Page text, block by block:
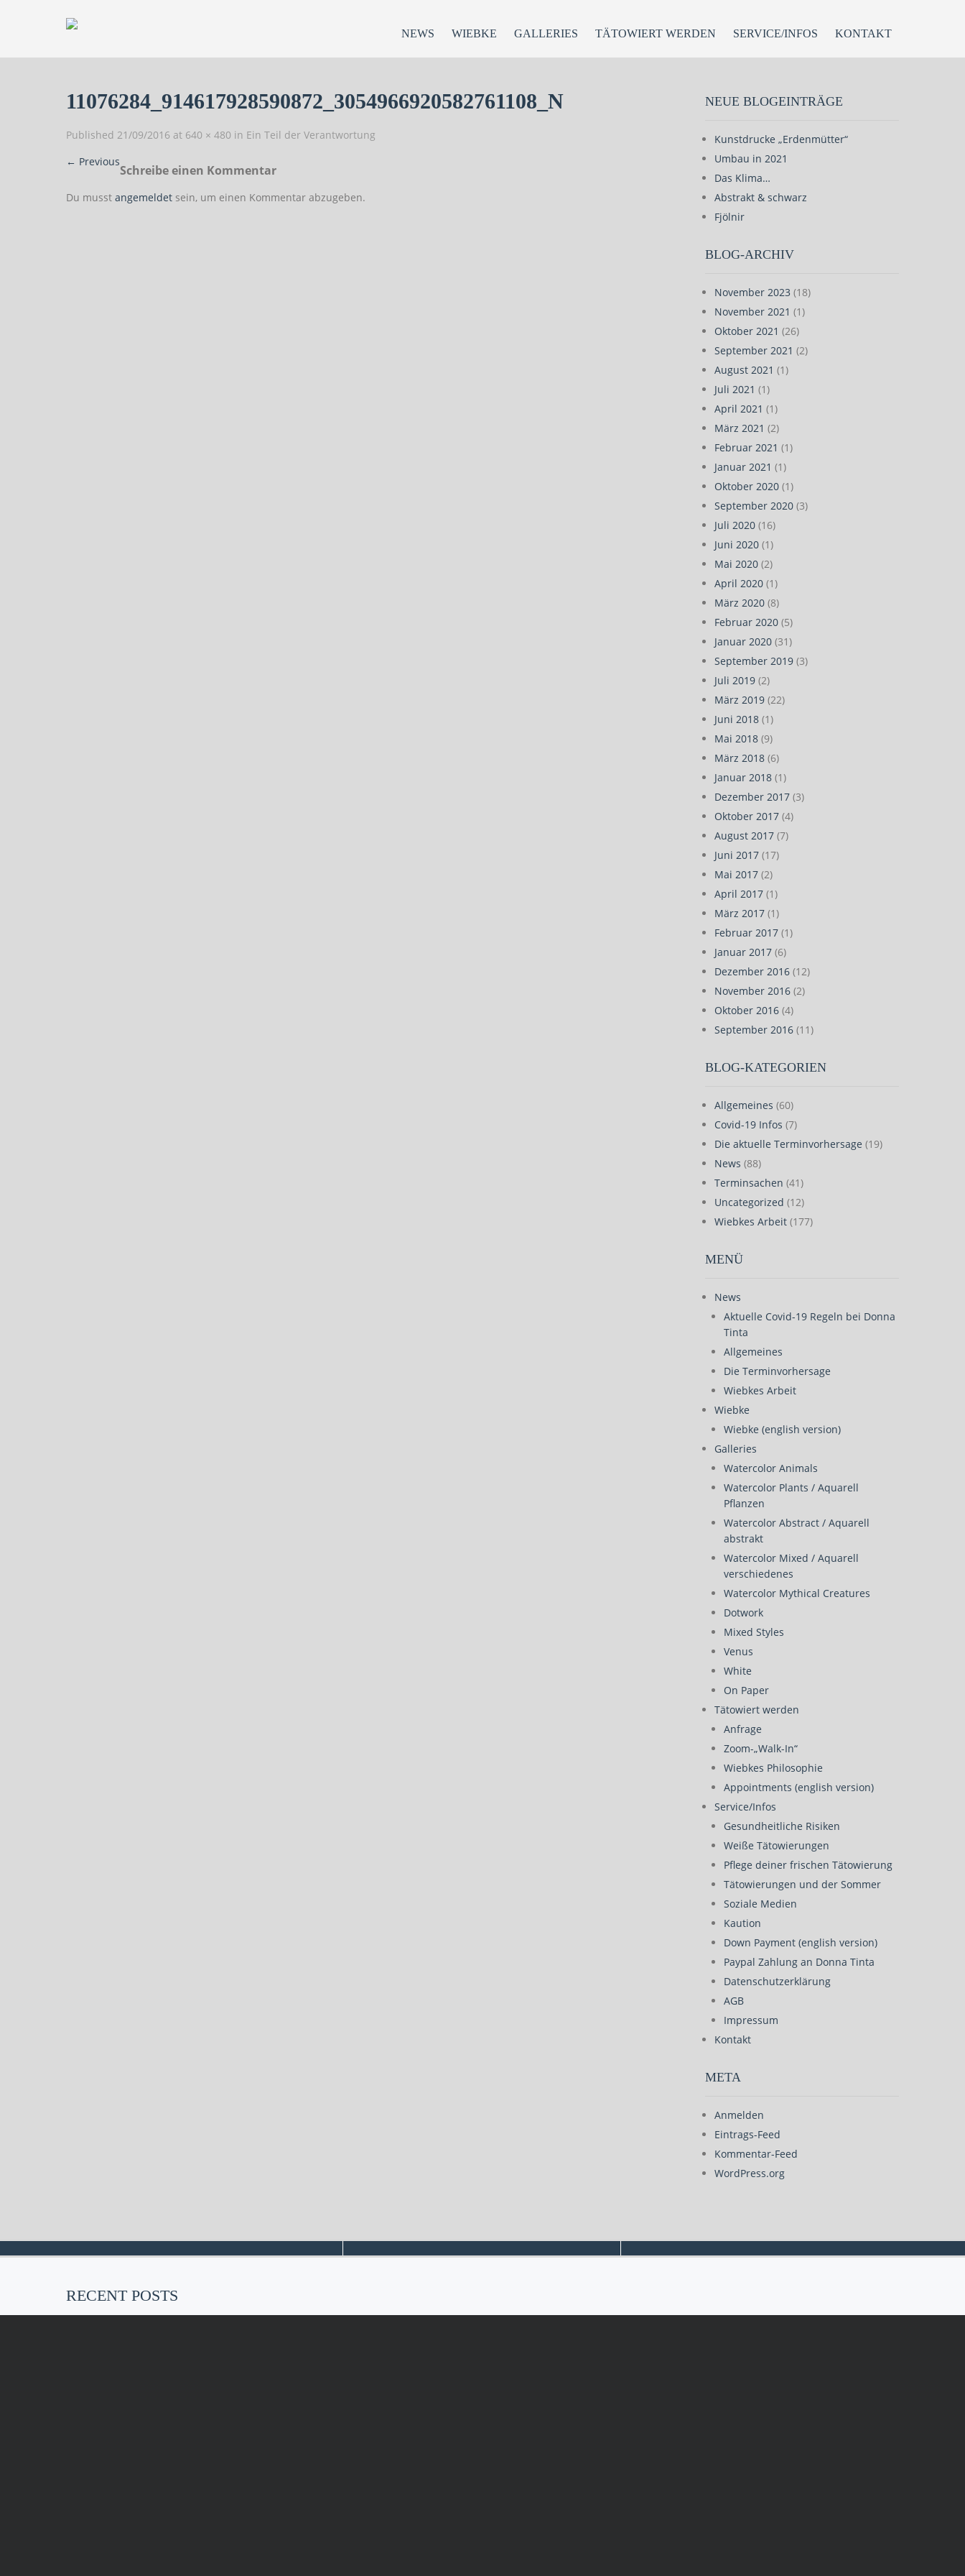
NEWS WIEBKE GALLERIES TÄTOWIERT WERDEN SERVICE/INFOS KONTAKT
11076284_914617928590872_3054966920582761108_N
Published 21/09/2016 at 640 × 480 in Ein Teil der Verantwortung
← Previous
Schreibe einen Kommentar
Du musst angemeldet sein, um einen Kommentar abzugeben.
NEUE BLOGEINTRÄGE
Kunstdrucke „Erdenmütter“
Umbau in 2021
Das Klima…
Abstrakt & schwarz
Fjölnir
BLOG-ARCHIV
November 2023 (18)
November 2021 (1)
Oktober 2021 (26)
September 2021 (2)
August 2021 (1)
Juli 2021 (1)
April 2021 (1)
März 2021 (2)
Februar 2021 (1)
Januar 2021 (1)
Oktober 2020 (1)
September 2020 (3)
Juli 2020 (16)
Juni 2020 (1)
Mai 2020 (2)
April 2020 (1)
März 2020 (8)
Februar 2020 (5)
Januar 2020 (31)
September 2019 (3)
Juli 2019 (2)
März 2019 (22)
Juni 2018 (1)
Mai 2018 (9)
März 2018 (6)
Januar 2018 (1)
Dezember 2017 (3)
Oktober 2017 (4)
August 2017 (7)
Juni 2017 (17)
Mai 2017 (2)
April 2017 (1)
März 2017 (1)
Februar 2017 (1)
Januar 2017 (6)
Dezember 2016 (12)
November 2016 (2)
Oktober 2016 (4)
September 2016 (11)
BLOG-KATEGORIEN
Allgemeines (60)
Covid-19 Infos (7)
Die aktuelle Terminvorhersage (19)
News (88)
Terminsachen (41)
Uncategorized (12)
Wiebkes Arbeit (177)
MENÜ
News
Aktuelle Covid-19 Regeln bei Donna
Tinta
Allgemeines
Die Terminvorhersage
Wiebkes Arbeit
Wiebke
Wiebke (english version)
Galleries
Watercolor Animals
Watercolor Plants / Aquarell
Pflanzen
Watercolor Abstract / Aquarell
abstrakt
Watercolor Mixed / Aquarell
verschiedenes
Watercolor Mythical Creatures
Dotwork
Mixed Styles
Venus
White
On Paper
Tätowiert werden
Anfrage
Zoom-„Walk-In“
Wiebkes Philosophie
Appointments (english version)
Service/Infos
Gesundheitliche Risiken
Weiße Tätowierungen
Pflege deiner frischen Tätowierung
Tätowierungen und der Sommer
Soziale Medien
Kaution
Down Payment (english version)
Paypal Zahlung an Donna Tinta
Datenschutzerklärung
AGB
Impressum
Kontakt
META
Anmelden
Eintrags-Feed
Kommentar-Feed
WordPress.org
RECENT POSTS